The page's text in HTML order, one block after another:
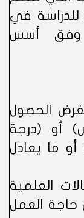
للدراسة في
وفق أسس
لغرض الحصول
أو (درجة
أو ما يعادل
العلمية
حاجة العمل